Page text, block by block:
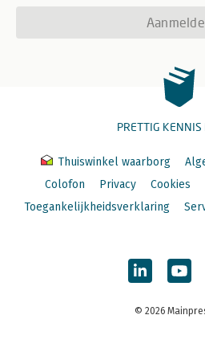
PRETTIG
Thuiswinkel waarborg
Colofon
Privacy Cookies
Toegankelijkheidsverklaring
© 2026